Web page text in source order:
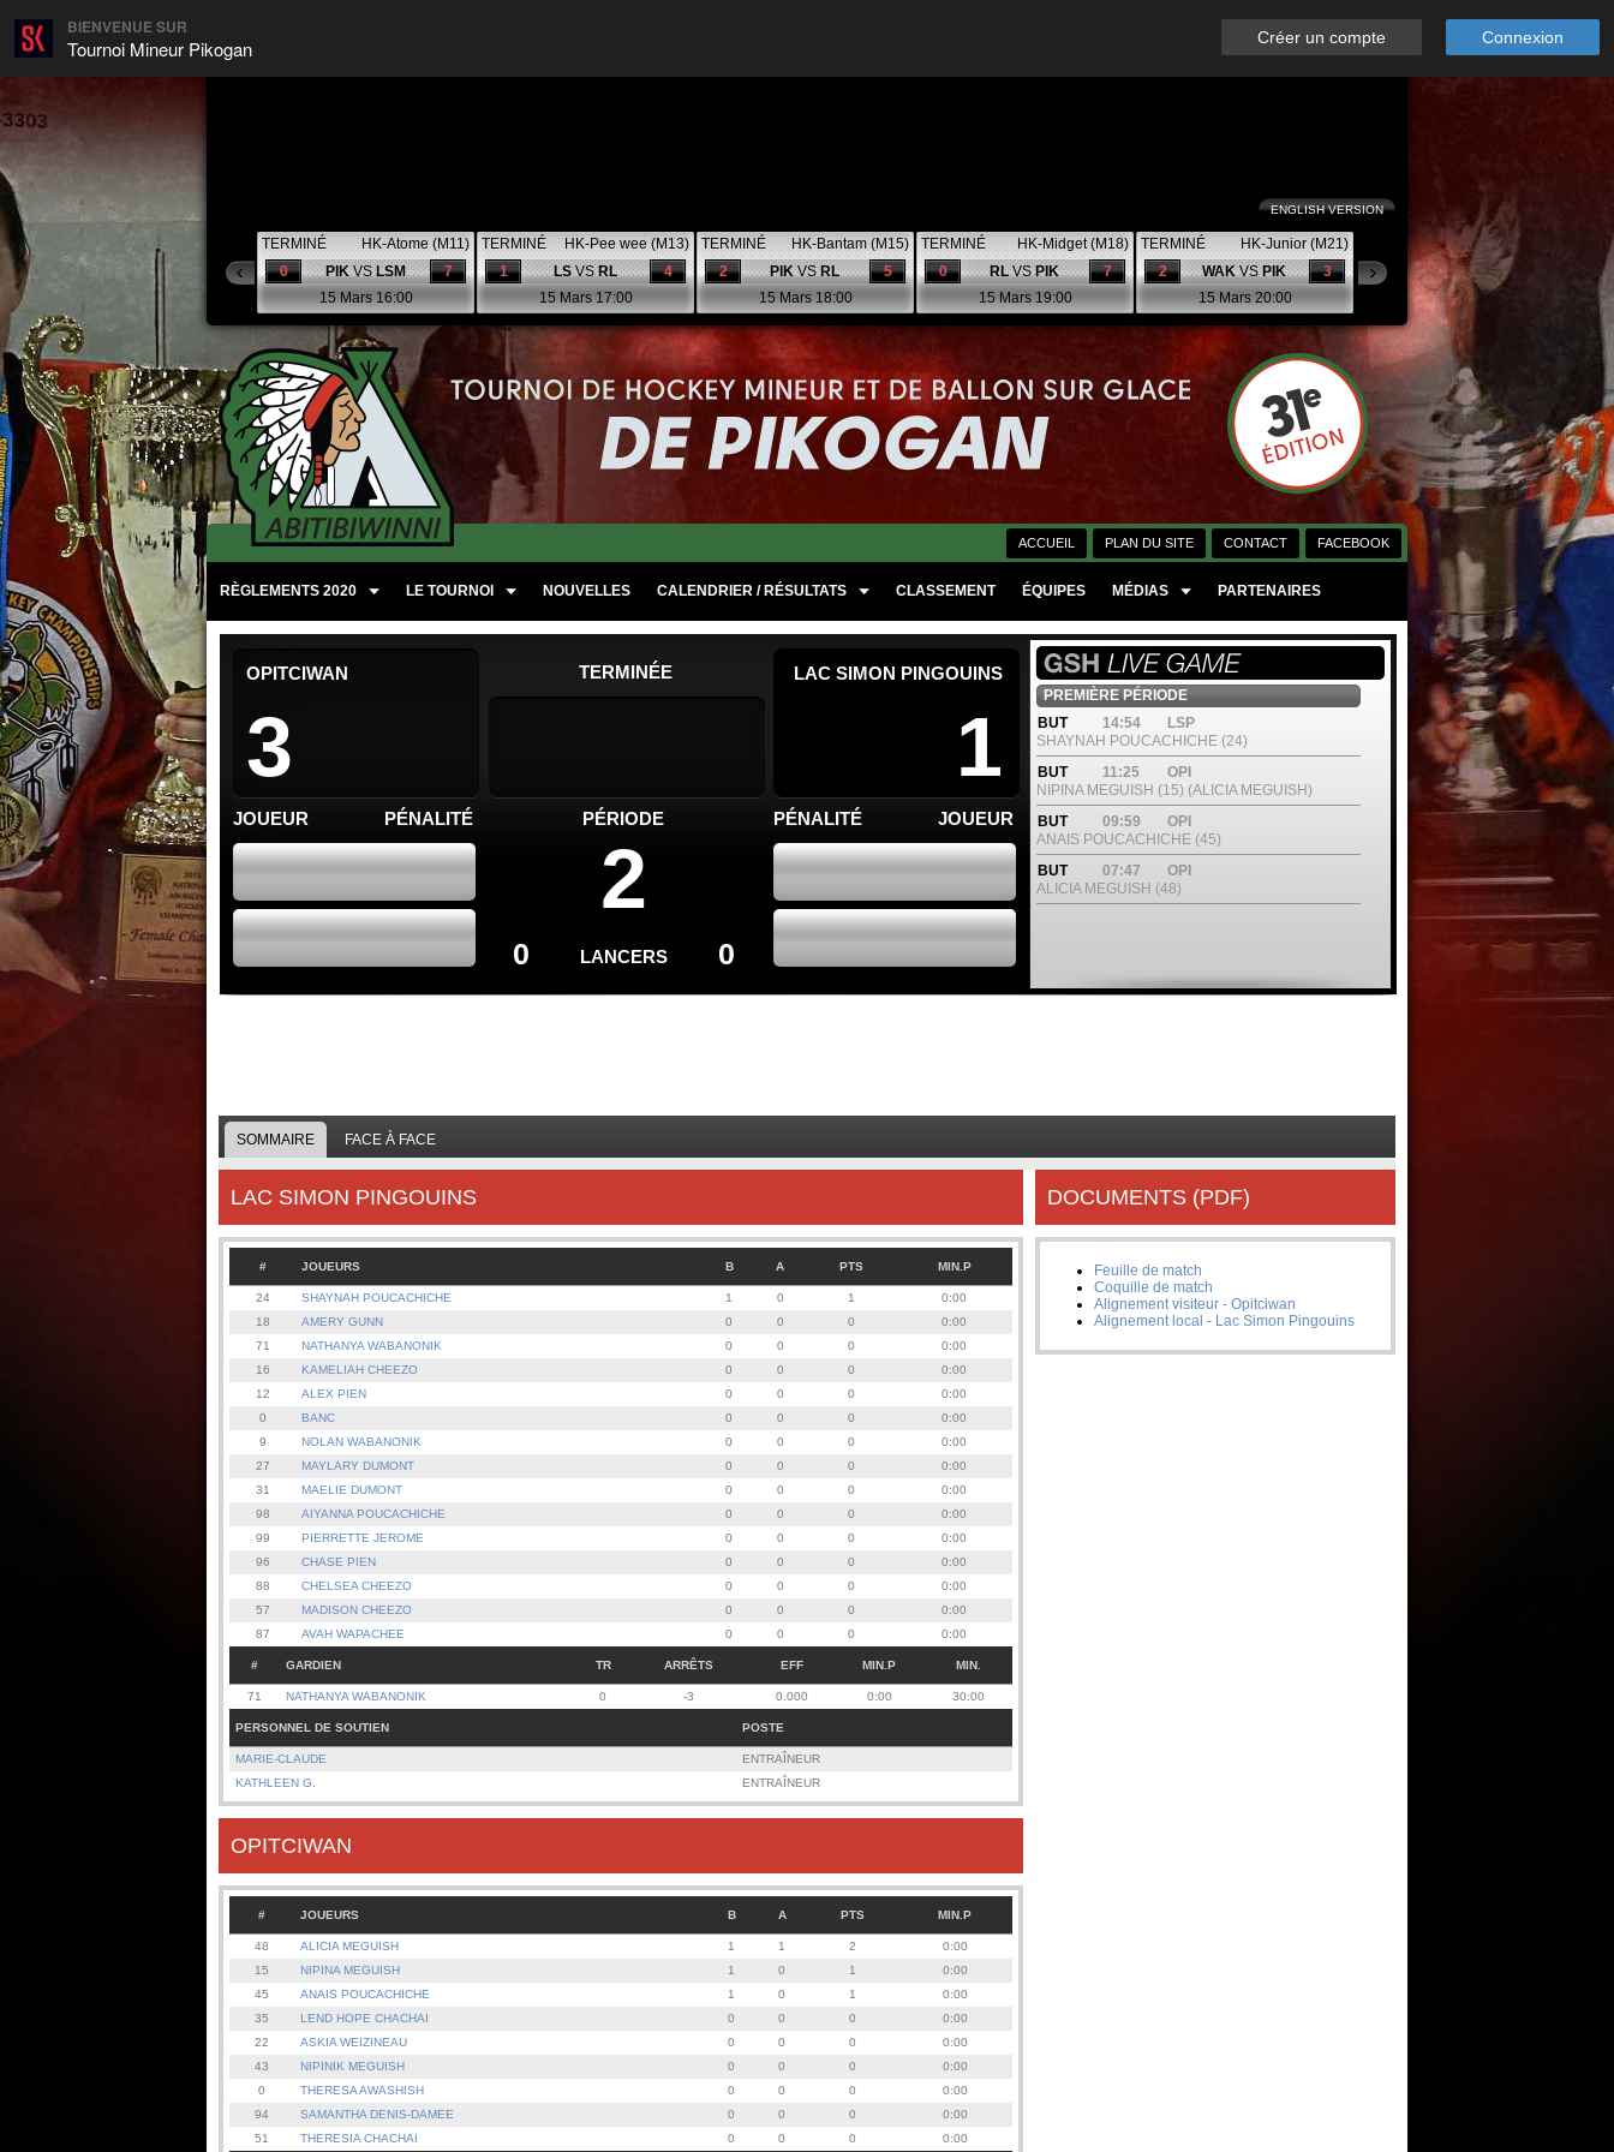
BIENVENUE SUR
Tournoi Mineur Pikogan Connexion
Créer un compte
ENGLISH VERSION
TERMINÉ
HK-Atome (M11)
7
0 PIKVSLSM
15 Mars 16:00
TERMINÉ
HK-Pee wee (M13)
4
1 LSVSRL
15 Mars 17:00
TERMINÉ
HK-Bantam (M15)
5
2 PIKVSRL
15 Mars 18:00
TERMINÉ
HK-Midget (M18)
7
0 RLVSPIK
15 Mars 19:00
TERMINÉ
HK-Junior (M21)
3
2 WAKVSPIK
15 Mars 20:00
FACEBOOK
CONTACT
PLAN DU SITE
ACCUEIL
RÈGLEMENTS 2020 LE TOURNOI NOUVELLES CALENDRIER / RÉSULTATS CLASSEMENT ÉQUIPES MÉDIAS PARTENAIRES
OPITCIWAN
3
LAC SIMON PINGOUINS
1
TERMINÉE
JOUEUR PÉNALITÉ JOUEUR
PÉNALITÉ
PÉRIODE
2
LANCERS
0 0
PREMIÈRE PÉRIODE
BUT
14:54
LSP
SHAYNAH POUCACHICHE (24)
BUT
11:25
OPI
NIPINA MEGUISH (15) (ALICIA MEGUISH)
BUT
09:59
OPI
ANAIS POUCACHICHE (45)
BUT
07:47
OPI
ALICIA MEGUISH (48)
SOMMAIRE FACE À FACE
LAC SIMON PINGOUINS
# JOUEURS B A PTS MIN.P
24 SHAYNAH POUCACHICHE 1 0 1
0:00
18
AMERY GUNN 0 0 0
0:00
71
NATHANYA WABANONIK 0 0 0
0:00
16
KAMELIAH CHEEZO 0 0 0
0:00
12
ALEX PIEN 0 0 0
0:00
0
BANC 0 0 0
0:00
9
NOLAN WABANONIK 0 0 0
0:00
27
MAYLARY DUMONT 0 0 0
0:00
31
MAELIE DUMONT 0 0 0
0:00
98
AIYANNA POUCACHICHE 0 0 0
0:00
99
PIERRETTE JEROME 0 0 0
0:00
96
CHASE PIEN 0 0 0
0:00
88
CHELSEA CHEEZO 0 0 0
0:00
57
MADISON CHEEZO 0 0 0
0:00
87
AVAH WAPACHEE 0 0 0 0:00
# GARDIEN TR ARRÊTS EFF MIN.P MIN.
71 NATHANYA WABANONIK 0 -3 0.000 0:00 30:00
PERSONNEL DE SOUTIEN POSTE
MARIE-CLAUDE
ENTRAÎNEUR
KATHLEEN G.
ENTRAÎNEUR
OPITCIWAN
# JOUEURS B A PTS MIN.P
48 ALICIA MEGUISH 1 1 2
0:00
15
NIPINA MEGUISH 1 0 1
0:00
45
ANAIS POUCACHICHE 1 0 1
0:00
35
LEND HOPE CHACHAI 0 0 0
0:00
22
ASKIA WEIZINEAU 0 0 0
0:00
43
NIPINIK MEGUISH 0 0 0
0:00
0
THERESA AWASHISH 0 0 0
0:00
94
SAMANTHA DENIS-DAMEE 0 0 0
0:00
51
THERESIA CHACHAI 0 0 0 0:00
DOCUMENTS (PDF)
Feuille de match
Coquille de match
Alignement visiteur - Opitciwan
Alignement local - Lac Simon Pingouins